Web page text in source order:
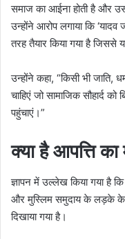
समाज का आईना होती है और
उन्होंने आरोप लगाया कि
तरह तैयार किया गया है जिससे
उन्होंने कहा, “किसी भी जाति,
चाहिएं जो सामाजिक सौहार्द
पहुंचाएं।”
क्या है आपत्ति
ज्ञापन में उल्लेख किया गया है
और मुस्लिम समुदाय के लड़के के
दिखाया गया है।